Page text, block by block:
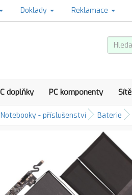
Doklady Reklamace
doplňky PC komponenty Sítě
Notebooky - příslušenství Baterie